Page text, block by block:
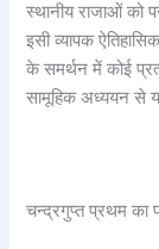
स्थानीय राजाओं को
इसी व्यापक
के समर्थन में कोई
सामूहिक अध्ययन से
चन्द्रगुप्त प्रथम का